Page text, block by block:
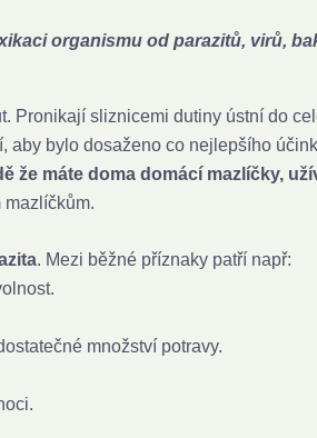
organismu od parazitů, virů,
Pronikají sliznicemi dutiny ústní do
aby bylo dosaženo co nejlepšího
že máte doma domácí mazlíčky,
mazlíčkům.
. Mezi běžné příznaky patří např:
množství potravy.